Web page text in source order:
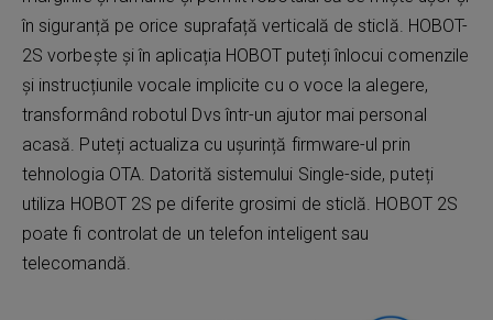
în siguranță pe orice suprafață verticală de sticlă. HOBOT-
2S vorbește și în aplicația HOBOT puteți înlocui comenzile
și instrucțiunile vocale implicite cu o voce la alegere,
transformând robotul Dvs într-un ajutor mai personal
acasă. Puteți actualiza cu ușurință firmware-ul prin
tehnologia OTA. Datorită sistemului Single-side, puteți
utiliza HOBOT 2S pe diferite grosimi de sticlă. HOBOT 2S
poate fi controlat de un telefon inteligent sau
telecomandă.